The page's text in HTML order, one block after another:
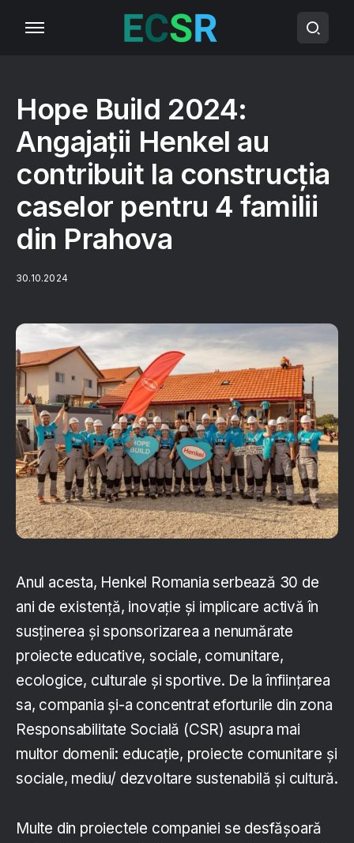
Hope Build 2024:
Angajații Henkel au
contribuit la construcția
caselor pentru 4 familii
din Prahova
30.10.2024
Anul acesta, Henkel Romania serbează 30 de
ani de existență, inovație și implicare activă în
susținerea și sponsorizarea a nenumărate
proiecte educative, sociale, comunitare,
ecologice, culturale și sportive. De la înființarea
sa, compania și-a concentrat eforturile din zona
Responsabilitate Socială (CSR) asupra mai
multor domenii: educație, proiecte comunitare și
sociale, mediu/ dezvoltare sustenabilă și cultură.
Multe din proiectele companiei se desfășoară